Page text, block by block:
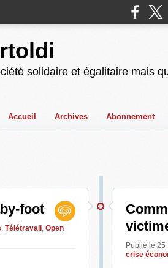
solidaire et égalitaire mais
Accueil Archives Abonnement
foot
, Télétravail , Open
Publié le
crise